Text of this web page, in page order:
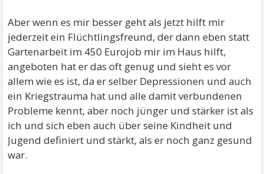
Aber wenn es mir besser geht als jetzt hilft mir
jederzeit ein Flüchtlingsfreund, der dann eben statt
Gartenarbeit im 450 Eurojob mir im Haus hilft,
angeboten hat er das oft genug und sieht es vor
allem wie es ist, da er selber Depressionen und auch
ein Kriegstrauma hat und alle damit verbundenen
Probleme kennt, aber noch jünger und stärker ist als
ich und sich eben auch über seine Kindheit und
Jugend definiert und stärkt, als er noch ganz gesund
war.